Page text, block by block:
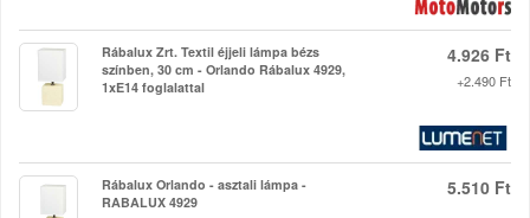
Rábalux Zrt. Textil éjjeli lámpa bézs
színben, 30 cm - Orlando Rábalux 4929,
1xE14 foglalattal
4.926 Ft
+2.490 Ft
Rábalux Orlando - asztali lámpa -
RABALUX 4929
5.510 Ft